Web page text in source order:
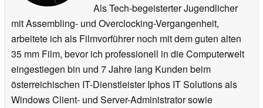
Als Tech-begeisterter Jugendlicher
mit Assembling- und Overclocking-Vergangenheit,
arbeitete ich als Filmvorführer noch mit dem guten alten
35 mm Film, bevor ich professionell in die Computerwelt
eingestiegen bin und 7 Jahre lang Kunden beim
österreichischen IT-Dienstleister Iphos IT Solutions als
Windows Client- und Server-Administrator sowie